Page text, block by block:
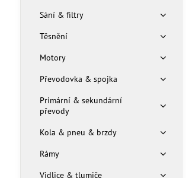
Sání & filtry
Těsnění
Motory
Převodovka & spojka
Primární & sekundární
převody
Kola & pneu & brzdy
Rámy
Vidlice & tlumiče